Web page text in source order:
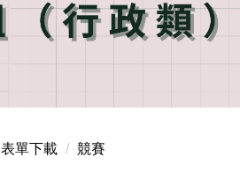
表單下載 競賽